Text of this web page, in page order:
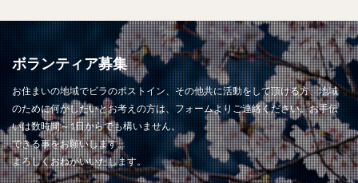
ボランティア募集
お住まいの地域でビラのポストイン、その他共に活動をして頂ける方、地域
のために何かしたいとお考えの方は、フォームよりご連絡ください。お手伝
いは数時間～1日からでも構いません。
できる事をお願いします。
よろしくおねがいいたします。